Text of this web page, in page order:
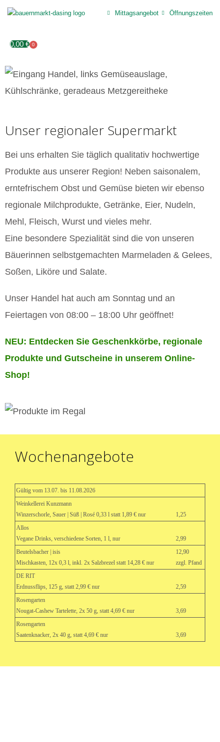
Mittagsangebot Öffnungszeiten
0,00 € 0
Unser regionaler Supermarkt
Bei uns erhalten Sie täglich qualitativ hochwertige
Produkte aus unserer Region! Neben saisonalem,
erntefrischem Obst und Gemüse bieten wir ebenso
regionale Milchprodukte, Getränke, Eier, Nudeln,
Mehl, Fleisch, Wurst und vieles mehr.
Eine besondere Spezialität sind die von unseren
Bäuerinnen selbstgemachten Marmeladen & Gelees,
Soßen, Liköre und Salate.
Unser Handel hat auch am Sonntag und an
Feiertagen von 08:00 – 18:00 Uhr geöffnet!
NEU: Entdecken Sie Geschenkkörbe, regionale
Produkte und Gutscheine in unserem Online-
Shop!
Wochenangebote
Gültig vom 13.07. bis 11.08.2026
Weinkellerei Kunzmann
Winzerschorle, Sauer | Süß | Rosé 0,33 l statt 1,89 € nur
1,25
Allos
Vegane Drinks, verschiedene Sorten, 1 l, nur
2,99
Beutelsbacher | isis
Mischkasten, 12x 0,3 l, inkl. 2x Salzbrezel statt 14,28 € nur
12,90
zzgl. Pfand
DE RIT
Erdnussflips, 125 g, statt 2,99 € nur
2,59
Rosengarten
Nougat-Cashew Tartelette, 2x 50 g, statt 4,69 € nur
3,69
Rosengarten
Saatenknacker, 2x 40 g, statt 4,69 € nur
3,69